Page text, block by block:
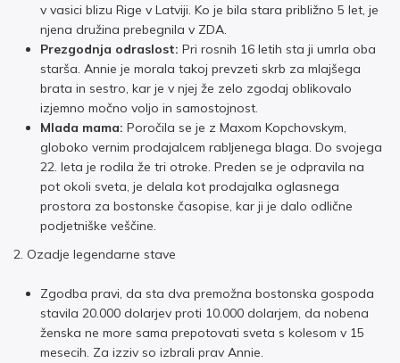
v vasici blizu Rige v Latviji. Ko je bila stara približno 5 let, je
njena družina prebegnila v ZDA.
Prezgodnja odraslost: Pri rosnih 16 letih sta ji umrla oba
starša. Annie je morala takoj prevzeti skrb za mlajšega
brata in sestro, kar je v njej že zelo zgodaj oblikovalo
izjemno močno voljo in samostojnost.
Mlada mama: Poročila se je z Maxom Kopchovskym,
globoko vernim prodajalcem rabljenega blaga. Do svojega
22. leta je rodila že tri otroke. Preden se je odpravila na
pot okoli sveta, je delala kot prodajalka oglasnega
prostora za bostonske časopise, kar ji je dalo odlične
podjetniške veščine.
2. Ozadje legendarne stave
Zgodba pravi, da sta dva premožna bostonska gospoda
stavila 20.000 dolarjev proti 10.000 dolarjem, da nobena
ženska ne more sama prepotovati sveta s kolesom v 15
mesecih. Za izziv so izbrali prav Annie.